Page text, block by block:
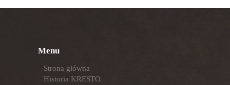
Menu
Strona główna
Historia KRESTO